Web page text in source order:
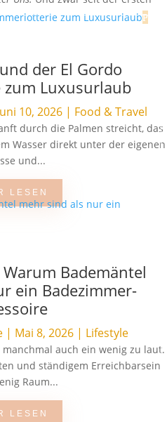
der El Gordo
Luxusurlaub
10, 2026| Food & Travel
durch die Palmen streicht, das
Wasser direkt unter der eigenen
und...
LESEN
Bademäntel
ein Badezimmer-
| Mai 8, 2026 | Lifestyle
auch ein wenig zu laut.
und ständigem Erreichbarsein
Raum...
LESEN